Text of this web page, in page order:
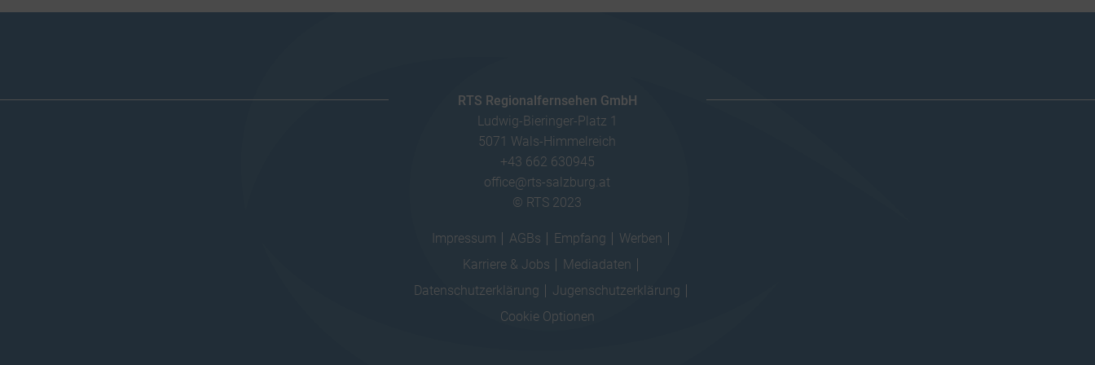
RTS Regionalfernsehen GmbH
Ludwig-Bieringer-Platz 1
5071 Wals-Himmelreich
+43 662 630945
office@rts-salzburg.at
© RTS 2023
Impressum AGBs Empfang
Werben
Karriere & Jobs
Mediadaten
Datenschutzerklärung
Jugenschutzerklärung
Cookie Optionen